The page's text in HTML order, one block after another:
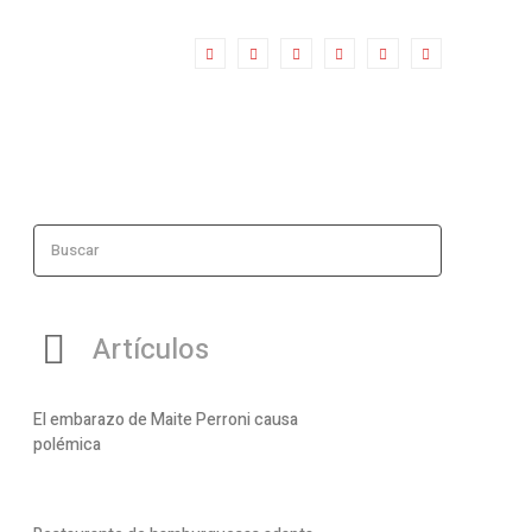
Buscar
Artículos
El embarazo de Maite Perroni causa
polémica